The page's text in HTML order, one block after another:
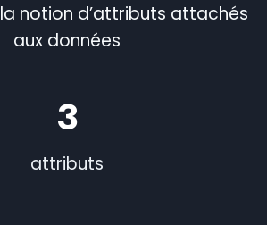
notion d’attributs attachés
aux données
3
attributs